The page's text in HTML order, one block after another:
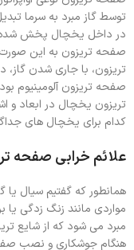
توسط گاز مبرد به سرما
در داخل یخچال پخش شده
صفحه تریزون به این
تریزون، با جاری شدن
تریزون یخچال در ابعاد و
کدام برای یخچال های
علائم خرابی صفحه
همانطور که گفتیم سیال
مواردی مانند زنگ زدگی
مبرد می شود که از شایع
هنگام جوشکاری و نصب